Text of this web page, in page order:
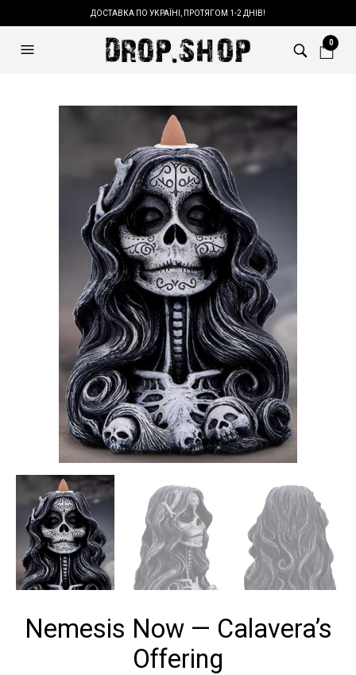
ДОСТАВКА ПО УКРАЇНІ, ПРОТЯГОМ 1-2 ДНІВ!
0
Nemesis Now — Calavera’s
Offering